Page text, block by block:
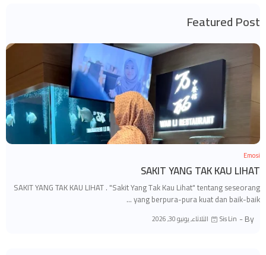
Featured Post
Emosi
SAKIT YANG TAK KAU LIHAT
SAKIT YANG TAK KAU LIHAT . "Sakit Yang Tak Kau Lihat" tentang seseorang
yang berpura-pura kuat dan baik-baik …
By -
Sis Lin الثلاثاء, يونيو 30, 2026